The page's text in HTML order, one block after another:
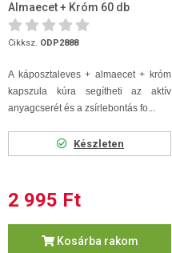
Almaecet + Króm 60 db
kapszula
Cikksz. ODP2888
A káposztaleves + almaecet + króm
kapszula kúra segítheti az aktív
anyagcserét és a zsírlebontás fo...
Készleten
2 995 Ft
Kosárba rakom